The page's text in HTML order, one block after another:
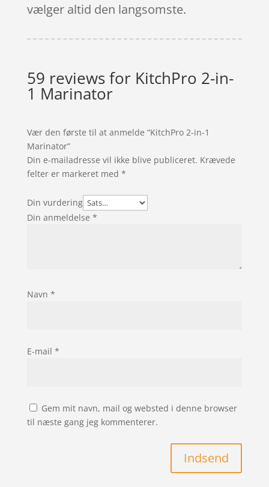
vælger altid den langsomste.
59 reviews for KitchPro 2-in-
1 Marinator
Vær den første til at anmelde “KitchPro 2-in-1
Marinator”
Din e-mailadresse vil ikke blive publiceret. Krævede
felter er markeret med *
Din vurdering
Din anmeldelse *
Navn *
E-mail *
Gem mit navn, mail og websted i denne browser
til næste gang jeg kommenterer.
Indsend